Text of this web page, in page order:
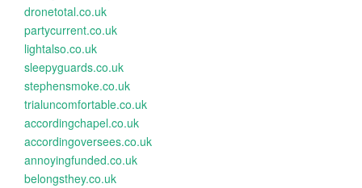
dronetotal.co.uk
partycurrent.co.uk
lightalso.co.uk
sleepyguards.co.uk
stephensmoke.co.uk
trialuncomfortable.co.uk
accordingchapel.co.uk
accordingoversees.co.uk
annoyingfunded.co.uk
belongsthey.co.uk